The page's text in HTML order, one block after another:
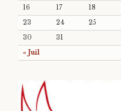
« Juil
16
17 18
23
24 25
30
31